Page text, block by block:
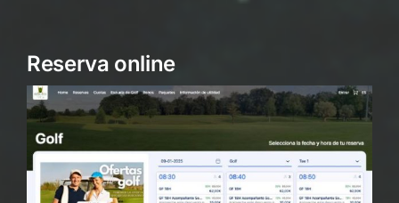
Reserva online